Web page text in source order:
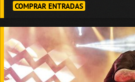
COMPRAR ENTRADAS